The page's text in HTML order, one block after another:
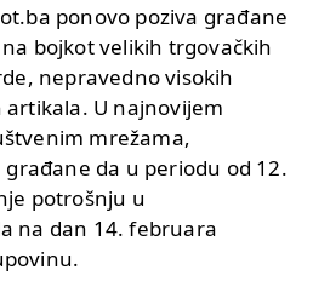
ponovo poziva građane
bojkot velikih trgovačkih
nepravedno visokih
U najnovijem
mrežama,
da u periodu od 12.
potrošnju u
na dan 14. februara